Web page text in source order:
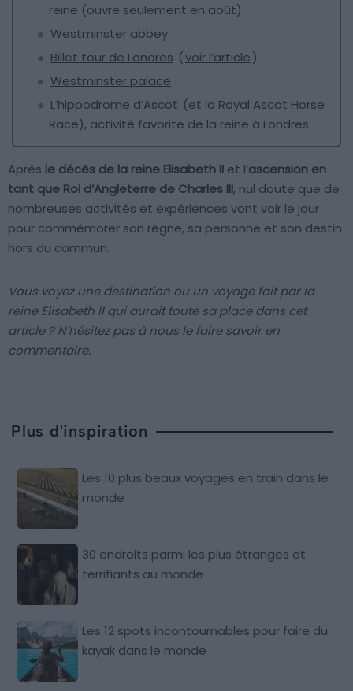
reine (ouvre seulement en août)
Westminster abbey
Billet tour de Londres (voir l’article)
Westminster palace
L’hippodrome d’Ascot (et la Royal Ascot Horse
Race), activité favorite de la reine à Londres
Après le décès de la reine Elisabeth II et l’ascension en
tant que Roi d’Angleterre de Charles III, nul doute que de
nombreuses activités et expériences vont voir le jour
pour commémorer son règne, sa personne et son destin
hors du commun.
Vous voyez une destination ou un voyage fait par la
reine Elisabeth II qui aurait toute sa place dans cet
article ? N’hésitez pas à nous le faire savoir en
commentaire.
Plus d'inspiration
Les 10 plus beaux voyages en train dans le
monde
30 endroits parmi les plus étranges et
terrifiants au monde
Les 12 spots incontournables pour faire du
kayak dans le monde